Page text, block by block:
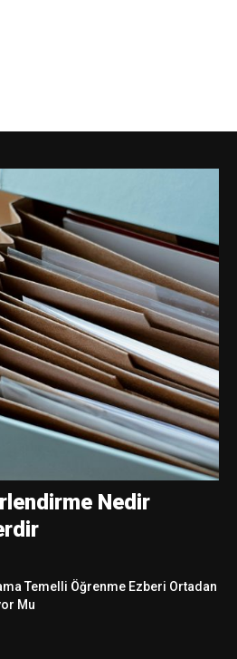
Nedir
Temelli Öğrenme Ezberi Ortadan
Mu